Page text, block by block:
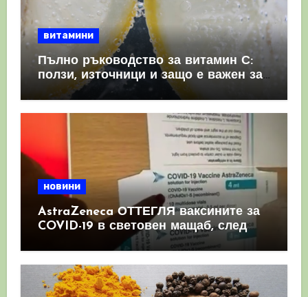
витамини
Пълно ръководство за витамин С:
ползи, източници и защо е важен за
имунната система
новини
AstraZeneca ОТТЕГЛЯ ваксините за
COVID-19 в световен мащаб, след
като призна, че те причиняват